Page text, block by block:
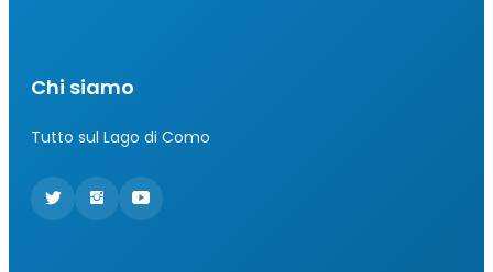
Chi siamo
Tutto sul Lago di Como